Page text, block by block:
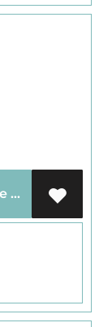
Voeg toe aan mijn winkelmandje